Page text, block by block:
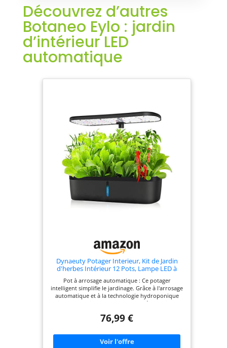
Découvrez d’autres
Botaneo Eylo : jardin
d’intérieur LED
automatique
Dynaeuty Potager Interieur, Kit de Jardin
d'herbes Intérieur 12 Pots, Lampe LED à
Spectre Complet, Hauteur Réglable 20-
40cm(Noir)
Pot à arrosage automatique : Ce potager
intelligent simplifie le jardinage. Grâce à l'arrosage
automatique et à la technologie hydroponique
riche en nutriments, vos plantes s'épanouiront
ce jardin d'herbes aromatiques d'intérieur : un
système de culture hydroponique est réglable en
hauteur de 12 à 27 cm et s'adapte aux différents
76,99 €